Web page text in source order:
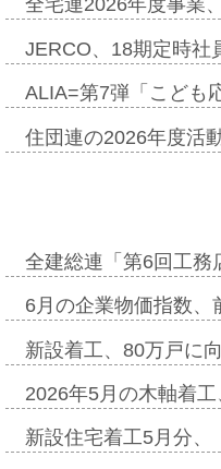
全宅連2026年度事業
JERCO、18期定時
ALIA=第7弾「こども
住団連の2026年度活
全建総連「第6回工
6月の企業物価指数
新設着工、80万戸に
2026年5月の木軸着
新設住宅着工5月分